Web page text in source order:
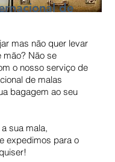
de
mas não quer levar
mão? Não se
o nosso serviço de
de malas
bagagem ao seu
sua mala,
expedimos para o